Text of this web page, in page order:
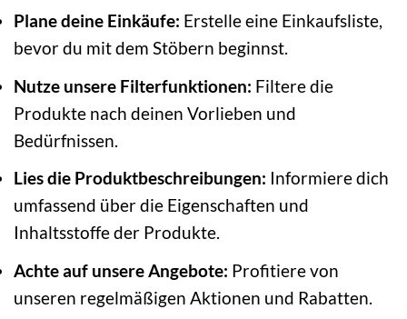
Plane deine Einkäufe: Erstelle eine Einkaufsliste,
bevor du mit dem Stöbern beginnst.
Nutze unsere Filterfunktionen: Filtere die
Produkte nach deinen Vorlieben und
Bedürfnissen.
Lies die Produktbeschreibungen: Informiere dich
umfassend über die Eigenschaften und
Inhaltsstoffe der Produkte.
Achte auf unsere Angebote: Profitiere von
unseren regelmäßigen Aktionen und Rabatten.